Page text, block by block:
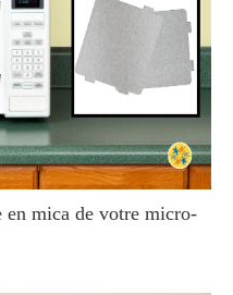
en mica de votre micro-